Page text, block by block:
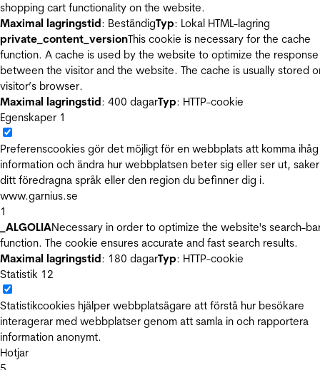
shopping cart functionality on the website.
Maximal lagringstid: BeständigTyp: Lokal HTML-lagring
private_content_versionThis cookie is necessary for the cache
function. A cache is used by the website to optimize the
between the visitor and the website. The cache is usually stored
visitor’s browser.
Maximal lagringstid: 400 dagarTyp: HTTP-cookie
Egenskaper 1
Preferenscookies gör det möjligt för en webbplats att komma ihåg
information och ändra hur webbplatsen beter sig eller ser ut,
ditt föredragna språk eller den region du befinner dig i.
www.garnius.se
1
_ALGOLIANecessary in order to optimize the website's search-
function. The cookie ensures accurate and fast search results.
Maximal lagringstid: 180 dagarTyp: HTTP-cookie
Statistik 12
Statistikcookies hjälper webbplatsägare att förstå hur besökare
interagerar med webbplatser genom att samla in och rapportera
information anonymt.
Hotjar